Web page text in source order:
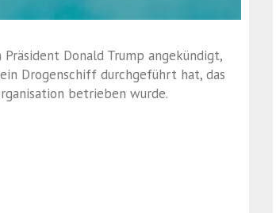
Donald Trump angekündigt,
Drogenschiff durchgeführt hat, das
betrieben wurde.